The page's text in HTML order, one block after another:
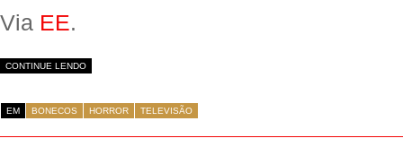
Via EE.
CONTINUE LENDO
EM BONECOS HORROR TELEVISÃO